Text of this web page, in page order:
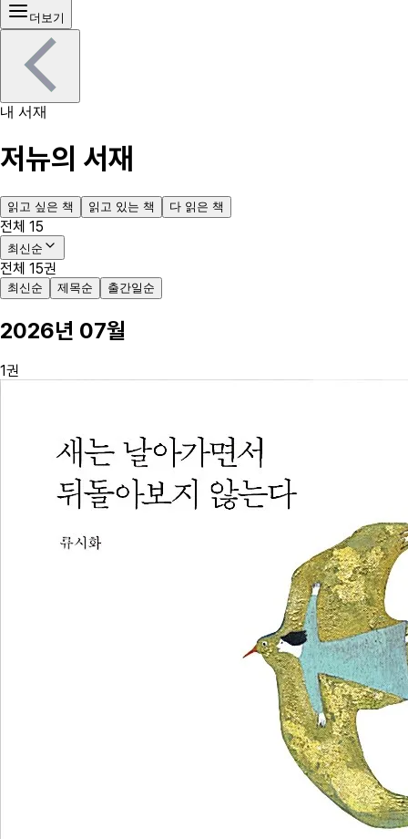
더보기
내 서재
저뉴의 서재
읽고 싶은 책 읽고 있는 책 다 읽은 책
전체 15
최신순
전체 15권
최신순 제목순 출간일순
2026년 07월
1권